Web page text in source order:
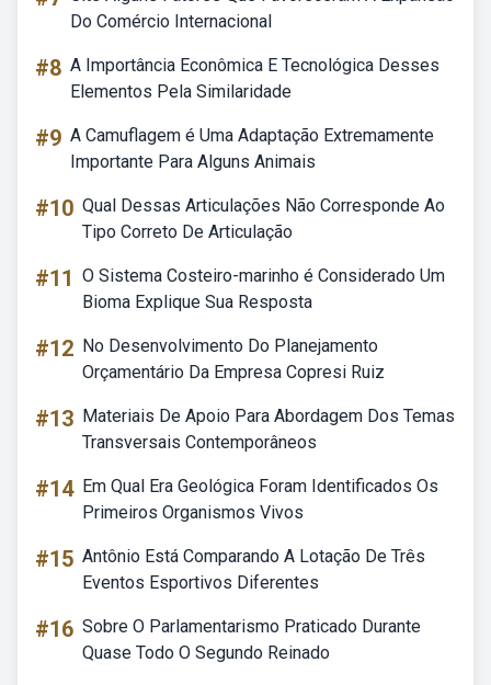
Do Comércio Internacional
#8 A Importância Econômica E Tecnológica Desses
Elementos Pela Similaridade
#9 A Camuflagem é Uma Adaptação Extremamente
Importante Para Alguns Animais
#10 Qual Dessas Articulações Não Corresponde Ao
Tipo Correto De Articulação
#11 O Sistema Costeiro-marinho é Considerado Um
Bioma Explique Sua Resposta
#12 No Desenvolvimento Do Planejamento
Orçamentário Da Empresa Copresi Ruiz
#13 Materiais De Apoio Para Abordagem Dos Temas
Transversais Contemporâneos
#14 Em Qual Era Geológica Foram Identificados Os
Primeiros Organismos Vivos
#15 Antônio Está Comparando A Lotação De Três
Eventos Esportivos Diferentes
#16 Sobre O Parlamentarismo Praticado Durante
Quase Todo O Segundo Reinado